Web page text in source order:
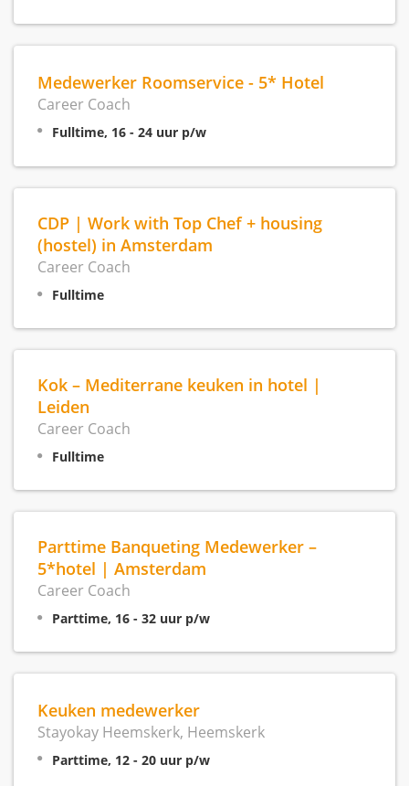
Medewerker Roomservice - 5* Hotel
Career Coach
Fulltime, 16 - 24 uur p/w
CDP | Work with Top Chef + housing
(hostel) in Amsterdam
Career Coach
Fulltime
Kok – Mediterrane keuken in hotel |
Leiden
Career Coach
Fulltime
Parttime Banqueting Medewerker –
5*hotel | Amsterdam
Career Coach
Parttime, 16 - 32 uur p/w
Keuken medewerker
Stayokay Heemskerk, Heemskerk
Parttime, 12 - 20 uur p/w